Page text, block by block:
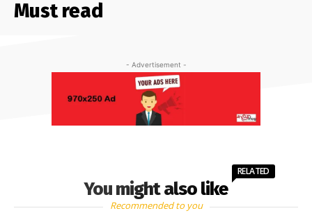
Must read
- Advertisement -
You might also like
RELATED
Recommended to you